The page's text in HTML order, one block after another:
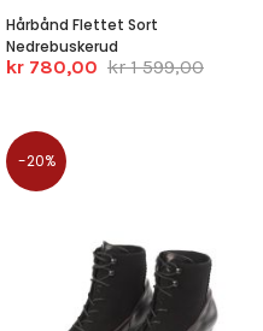
Hårbånd Flettet Sort
Nedrebuskerud
kr 780,00 kr 1 599,00
-20%